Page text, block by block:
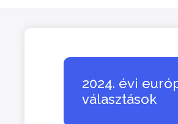
2024. évi
választások